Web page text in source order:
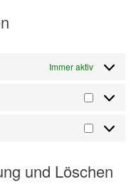
Immer aktiv
und Löschen